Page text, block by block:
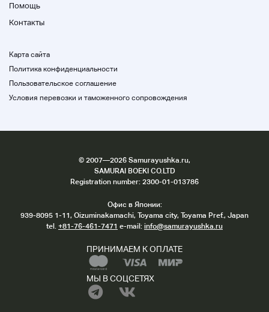
・ Мы не будем отвечать на любые претензии или
・ Если у вас есть какие-либо обстоятельства,
задолженности.
・ Это может занять 3 дня от подтверждения оплаты
до доставки.
・ Если у вас возникли проблемы с доставкой после
только на японском языке.
Отмена после торгов запрещена.
・ Мы просим вас понять продукт и предотвратить
Также, пожалуйста, поставьте заявку, если вы
понимаете значение Nokia & No Return.
Пожалуйста, делайте ставки только в том случае, если
вы понимаете и согласны с вышеизложенным. Домой
Помощь
Контакты
Карта сайта
Политика конфиденциальности
Пользовательское соглашение
Условия перевозки и таможенного сопровождения
© 2007—2026 Samurayushka.ru,
SAMURAI BOEKI CO.LTD
Registration number: 2300-01-013786
Офис в Японии:
939-8095 1-11, Oizuminakamachi, Toyama city, Toyama Pref., Japan
tel. +81-76-461-7471 e-mail: info@samurayushka.ru
ПРИНИМАЕМ К ОПЛАТЕ
МЫ В СОЦСЕТЯХ